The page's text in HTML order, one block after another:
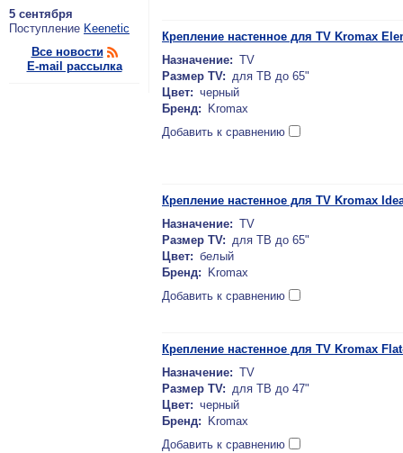
5 сентября
По­ступ­ле­ние Keenetic
Все новости
E-mail рассылка
Крепление настенное для TV Kromax
Назначение: TV
Размер TV: для ТВ до 65"
Цвет: черный
Бренд:
Kromax
Добавить к сравнению
Крепление настенное для TV Kromax
Назначение: TV
Размер TV: для ТВ до 65"
Цвет: белый
Бренд:
Kromax
Добавить к сравнению
Крепление настенное для TV Kromax
Назначение: TV
Размер TV: для ТВ до 47"
Цвет: черный
Бренд:
Kromax
Добавить к сравнению